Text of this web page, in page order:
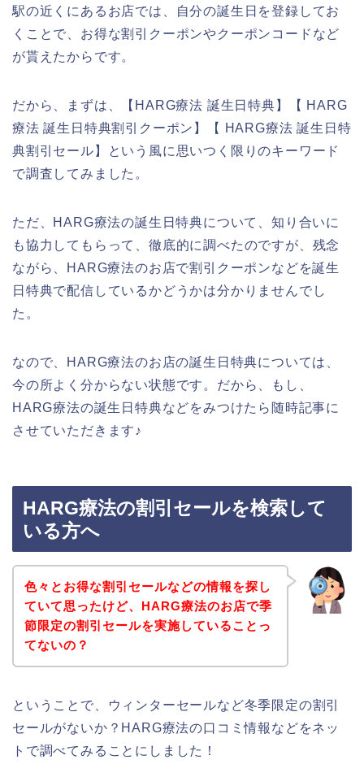
駅の近くにあるお店では、自分の誕生日を登録してお
くことで、お得な割引クーポンやクーポンコードなど
が貰えたからです。
だから、まずは、【HARG療法 誕生日特典】【 HARG
療法 誕生日特典割引クーポン】【 HARG療法 誕生日特
典割引セール】という風に思いつく限りのキーワード
で調査してみました。
ただ、HARG療法の誕生日特典について、知り合いに
も協力してもらって、徹底的に調べたのですが、残念
ながら、HARG療法のお店で割引クーポンなどを誕生
日特典で配信しているかどうかは分かりませんでし
た。
なので、HARG療法のお店の誕生日特典については、
今の所よく分からない状態です。だから、もし、
HARG療法の誕生日特典などをみつけたら随時記事に
させていただきます♪
HARG療法の割引セールを検索して
いる方へ
色々とお得な割引セールなどの情報を探し
ていて思ったけど、HARG療法のお店で季
節限定の割引セールを実施していることっ
てないの？
ということで、ウィンターセールなど冬季限定の割引
セールがないか？HARG療法の口コミ情報などをネッ
トで調べてみることにしました！